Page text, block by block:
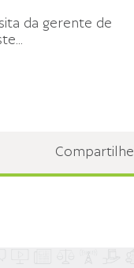
da gerente de
...
Compartilhe